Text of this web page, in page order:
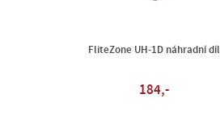
FliteZone UH-1D náhradní díl
184,-